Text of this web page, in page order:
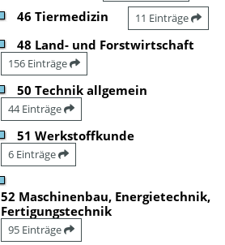
46 Tiermedizin 11 Einträge
48 Land- und Forstwirtschaft
156 Einträge
50 Technik allgemein
44 Einträge
51 Werkstoffkunde
6 Einträge
52 Maschinenbau, Energietechnik,
Fertigungstechnik
95 Einträge